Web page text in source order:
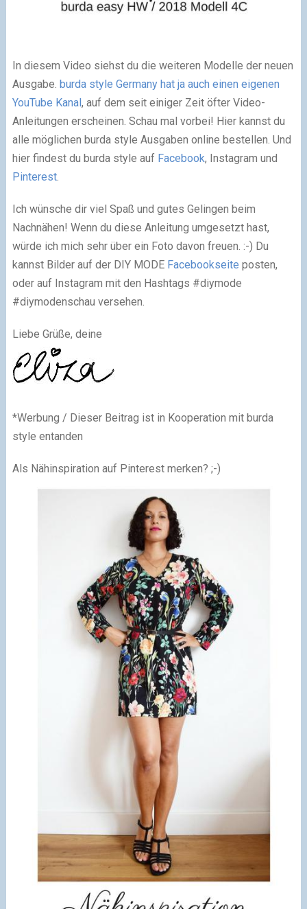
In diesem Video siehst du die weiteren Modelle der neuen
Ausgabe. burda style Germany hat ja auch einen eigenen
YouTube Kanal, auf dem seit einiger Zeit öfter Video-
Anleitungen erscheinen. Schau mal vorbei! Hier kannst du
alle möglichen burda style Ausgaben online bestellen. Und
hier findest du burda style auf Facebook, Instagram und
Pinterest.
Ich wünsche dir viel Spaß und gutes Gelingen beim
Nachnähen! Wenn du diese Anleitung umgesetzt hast,
würde ich mich sehr über ein Foto davon freuen. :-) Du
kannst Bilder auf der DIY MODE Facebookseite posten,
oder auf Instagram mit den Hashtags #diymode
#diymodenschau versehen.
Liebe Grüße, deine
*Werbung / Dieser Beitrag ist in Kooperation mit burda
style entanden
Als Nähinspiration auf Pinterest merken? ;-)